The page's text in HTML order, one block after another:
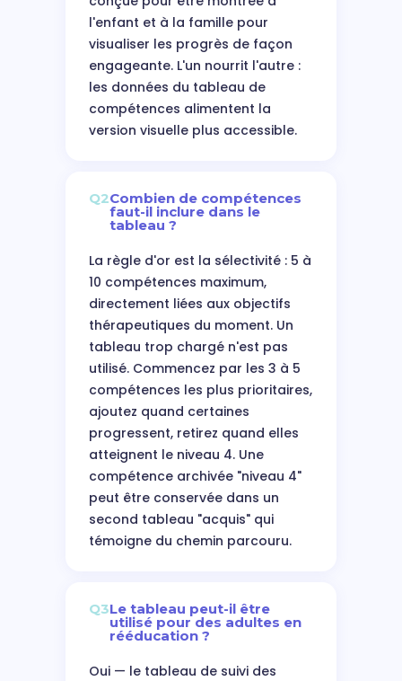
l'enfant et à la famille pour
visualiser les progrès de façon
engageante. L'un nourrit l'autre :
les données du tableau de
compétences alimentent la
version visuelle plus accessible.
Q2Combien de compétences
faut-il inclure dans le
tableau ?
La règle d'or est la sélectivité : 5 à
10 compétences maximum,
directement liées aux objectifs
thérapeutiques du moment. Un
tableau trop chargé n'est pas
utilisé. Commencez par les 3 à 5
compétences les plus prioritaires,
ajoutez quand certaines
progressent, retirez quand elles
atteignent le niveau 4. Une
compétence archivée "niveau 4"
peut être conservée dans un
second tableau "acquis" qui
témoigne du chemin parcouru.
Q3Le tableau peut-il être
utilisé pour des adultes en
rééducation ?
Oui — le tableau de suivi des